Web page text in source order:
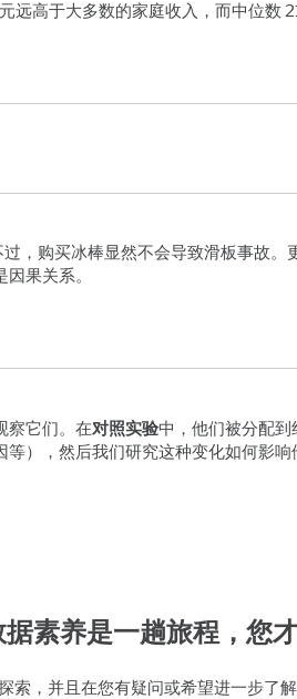
高于大多数的家庭收入，而中位数
，购买冰棒显然不会导致滑板事故
果关系。
察它们。在对照实验中，他们被分配
），然后我们研究这种变化如何影响
素养是一趟旅程，您
，并且在您有疑问或希望进一步了